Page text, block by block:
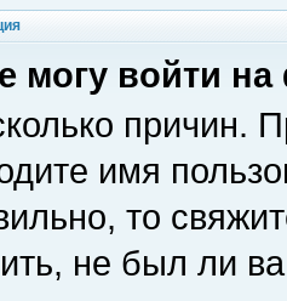
могу войти
причин.
имя
то
не был ли